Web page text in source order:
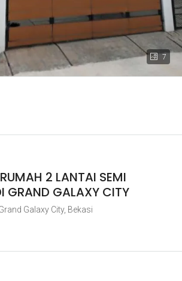
7
2 LANTAI SEMI
GRAND GALAXY CITY
Galaxy City, Bekasi